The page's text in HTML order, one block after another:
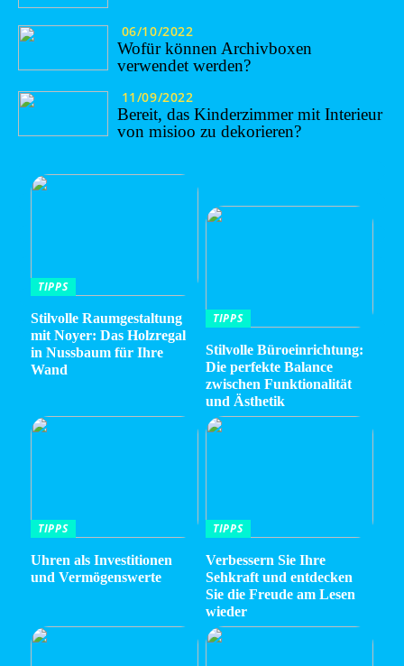
06/10/2022
Wofür können Archivboxen
verwendet werden?
11/09/2022
Bereit, das Kinderzimmer mit Interieur
von misioo zu dekorieren?
TIPPS
Stilvolle Raumgestaltung
mit Noyer: Das Holzregal
in Nussbaum für Ihre
Wand
TIPPS
Stilvolle Büroeinrichtung:
Die perfekte Balance
zwischen Funktionalität
und Ästhetik
TIPPS
Uhren als Investitionen
und Vermögenswerte
TIPPS
Verbessern Sie Ihre
Sehkraft und entdecken
Sie die Freude am Lesen
wieder